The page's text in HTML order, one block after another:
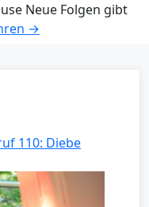
Neue Folgen gibt
→
110: Diebe